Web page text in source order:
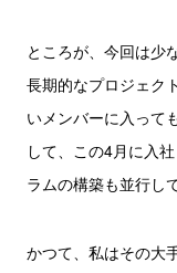
ところが、今回は少
長期的なプロジェク
いメンバーに入って
して、この4月に入
ラムの構築も並行し
かつて、私はその大